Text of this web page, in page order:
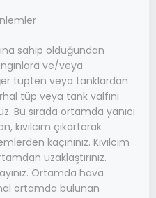
sahip olduğundan
ve/veya
tüpten veya tanklardan
tüp veya tank valfını
Bu sırada ortamda yanıcı
kıvılcım çıkartarak
kaçınınız. Kıvılcım
uzaklaştırınız.
Ortamda hava
ortamda bulunan